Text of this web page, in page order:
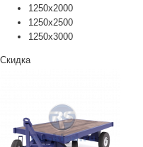
1250х2000
1250х2500
1250х3000
Скидка